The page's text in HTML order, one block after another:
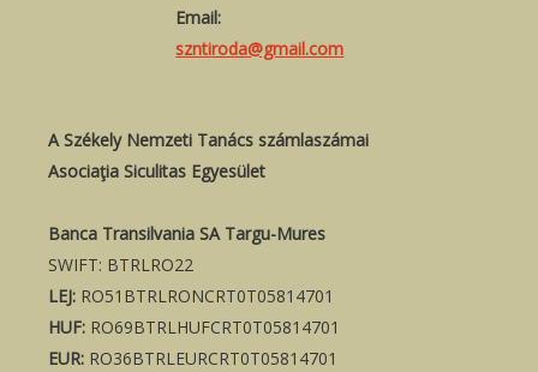
Email:
szntiroda@gmail.com
A Székely Nemzeti Tanács számlaszámai
Asociaţia Siculitas Egyesület
Banca Transilvania SA Targu-Mures
SWIFT: BTRLRO22
LEJ: RO51BTRLRONCRT0T05814701
HUF: RO69BTRLHUFCRT0T05814701
EUR: RO36BTRLEURCRT0T05814701